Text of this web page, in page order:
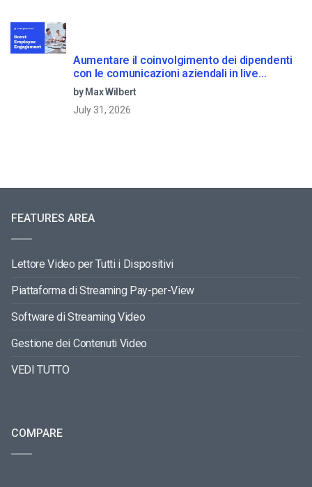
Aumentare il coinvolgimento dei dipendenti
con le comunicazioni aziendali in live
streaming
by Max Wilbert
July 31, 2026
FEATURES AREA
Lettore Video per Tutti i Dispositivi
Piattaforma di Streaming Pay-per-View
Software di Streaming Video
Gestione dei Contenuti Video
VEDI TUTTO
COMPARE